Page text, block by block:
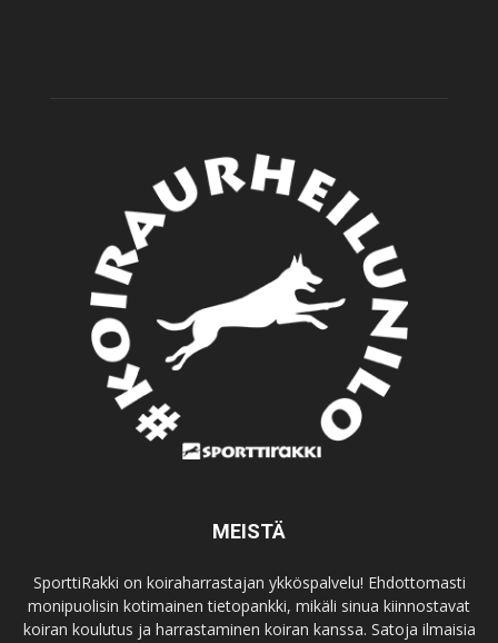
MEISTÄ
SporttiRakki on koiraharrastajan ykköspalvelu! Ehdottomasti
monipuolisin kotimainen tietopankki, mikäli sinua kiinnostavat
koiran koulutus ja harrastaminen koiran kanssa. Satoja ilmaisia